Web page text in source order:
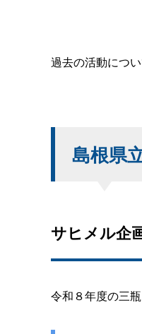
過去の活動につ
島根県
サヒメル企
令和８年度の三